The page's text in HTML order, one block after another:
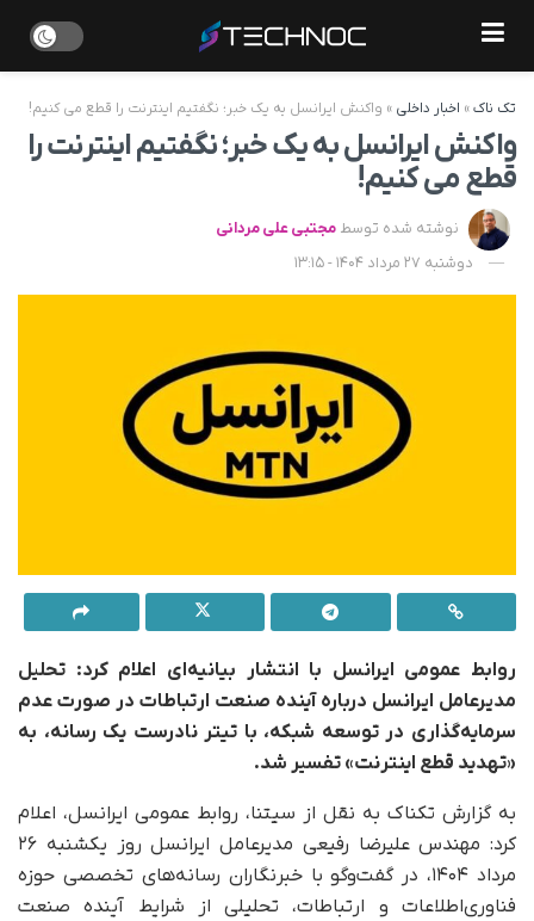
تک ناک» اخبار داخلی » واکنش ایرانسل به یک خبر؛ نگفتیم اینترنت را قطع می کنیم!
واکنش ایرانسل به یک خبر؛ نگفتیم اینترنت را
قطع می کنیم!
نوشته شده توسط مجتبی علی مردانی
دوشنبه 27 مرداد 1404 - 13:15
روابط عمومی ایرانسل با انتشار بیانیه‌ای اعلام کرد: تحلیل
مدیرعامل ایرانسل درباره آینده صنعت ارتباطات در صورت عدم
سرمایه‌گذاری در توسعه شبکه، با تیتر نادرست یک رسانه، به
«تهدید قطع اینترنت» تفسیر شد.
به گزارش تکناک به نقل از سیتنا، روابط عمومی ایرانسل، اعلام
کرد: مهندس علیرضا رفیعی مدیرعامل ایرانسل روز یکشنبه ۲۶
مرداد ۱۴۰۴، در گفت‌وگو با خبرنگاران رسانه‌های تخصصی حوزه
فناوری‌اطلاعات و ارتباطات، تحلیلی از شرایط آینده صنعت